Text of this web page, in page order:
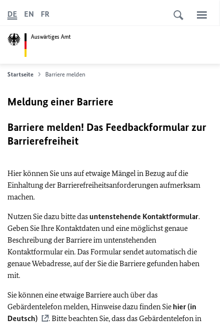
Auswärtiges Amt
DE EN FR
Startseite Barriere melden
Meldung einer Barriere
Barriere melden! Das Feedbackformular zur
Barrierefreiheit
Hier können Sie uns auf etwaige Mängel in Bezug auf die
Einhaltung der Barrierefreiheitsanforderungen aufmerksam
machen.
Nutzen Sie dazu bitte das untenstehende Kontaktformular.
Geben Sie Ihre Kontaktdaten und eine möglichst genaue
Beschreibung der Barriere im untenstehenden
Kontaktformular ein. Das Formular sendet automatisch die
genaue Webadresse, auf der Sie die Barriere gefunden haben
mit.
Sie können eine etwaige Barriere auch über das
Gebärdentelefon melden, Hinweise dazu finden Sie hier (in
Deutsch)
. Bitte beachten Sie, dass das Gebärdentelefon in